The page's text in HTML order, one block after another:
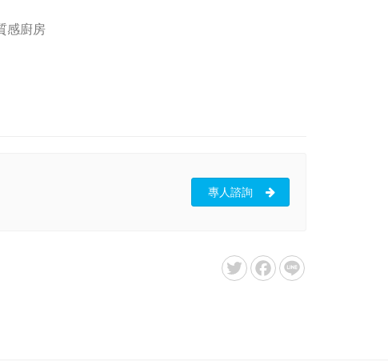
感廚房
專人諮詢